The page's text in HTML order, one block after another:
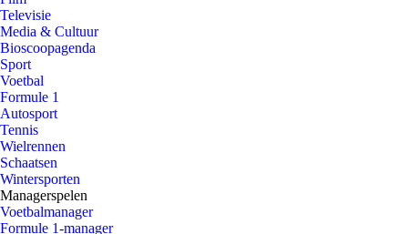
Televisie
Media & Cultuur
Bioscoopagenda
Sport
Voetbal
Formule 1
Autosport
Tennis
Wielrennen
Schaatsen
Wintersporten
Managerspelen
Voetbalmanager
Formule 1-manager